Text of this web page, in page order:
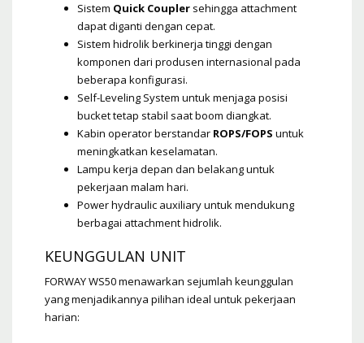
Sistem Quick Coupler sehingga attachment
dapat diganti dengan cepat.
Sistem hidrolik berkinerja tinggi dengan
komponen dari produsen internasional pada
beberapa konfigurasi.
Self-Leveling System untuk menjaga posisi
bucket tetap stabil saat boom diangkat.
Kabin operator berstandar ROPS/FOPS untuk
meningkatkan keselamatan.
Lampu kerja depan dan belakang untuk
pekerjaan malam hari.
Power hydraulic auxiliary untuk mendukung
berbagai attachment hidrolik.
KEUNGGULAN UNIT
FORWAY WS50 menawarkan sejumlah keunggulan
yang menjadikannya pilihan ideal untuk pekerjaan
harian: